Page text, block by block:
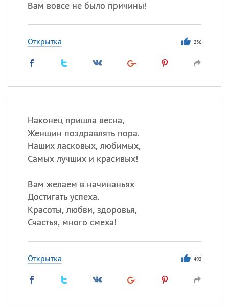
Вам вовсе не было причины!
Открытка 236
Наконец пришла весна,
Женщин поздравлять пора.
Наших ласковых, любимых,
Самых лучших и красивых!
Вам желаем в начинаньях
Достигать успеха.
Красоты, любви, здоровья,
Счастья, много смеха!
Открытка 492